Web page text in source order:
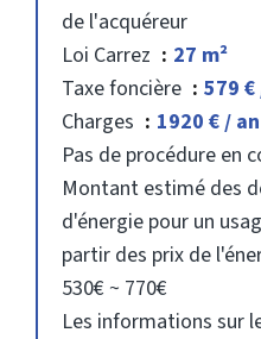
de l'acquéreur
Loi Carrez
27 m²
Taxe foncière
579 €
Charges
1920 € / an
Pas de procédure en
Montant estimé des
d'énergie pour un
partir des prix de
530€ ~ 770€
Les informations sur